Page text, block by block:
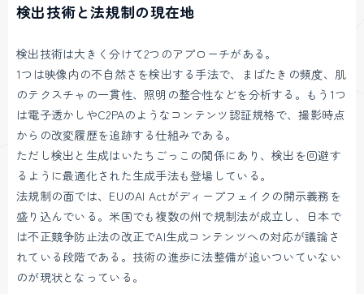
検出技術と法規制の現在地
検出技術は大きく分けて2つのアプローチがある。
1つは映像内の不自然さを検出する手法で、まばたきの頻度、肌
のテクスチャの一貫性、照明の整合性などを分析する。もう1つ
は電子透かしやC2PAのようなコンテンツ認証規格で、撮影時点
からの改変履歴を追跡する仕組みである。
ただし検出と生成はいたちごっこの関係にあり、検出を回避す
るように最適化された生成手法も登場している。
法規制の面では、EUのAI Actがディープフェイクの開示義務を
盛り込んでいる。米国でも複数の州で規制法が成立し、日本で
は不正競争防止法の改正でAI生成コンテンツへの対応が議論さ
れている段階である。技術の進歩に法整備が追いついていない
のが現状となっている。